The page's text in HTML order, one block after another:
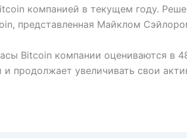
компанией в текущем году.
представленная Майклом
Bitcoin компании оцениваются в
и продолжает увеличивать свои